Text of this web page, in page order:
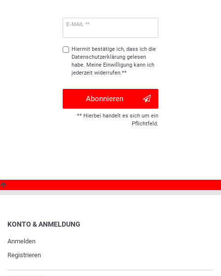
E-MAIL **
Hiermit bestätige ich, dass ich die
Daten­schutz­erklärunggelesen
habe. Meine Einwilligung kann ich
jederzeit widerrufen.**
Abonnieren
** Hierbei handelt es sich um ein
Pflichtfeld.
KONTO & ANMELDUNG
Anmelden
Registrieren